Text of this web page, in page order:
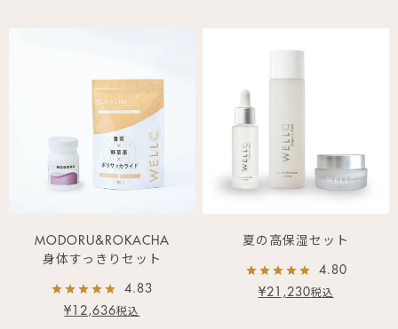
MODORU&ROKACHA
身体すっきりセット
4.83
¥ 12,636税込
夏の高保湿セット
4.80
¥21,230税込